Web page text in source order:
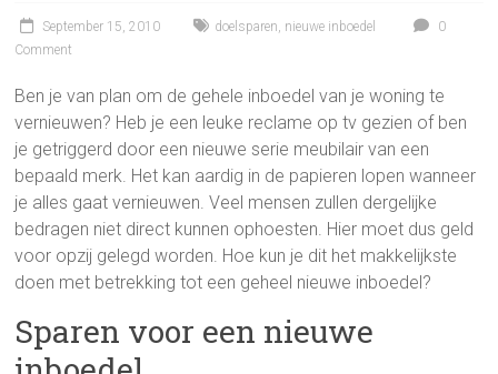
September 15, 2010 doelsparen, nieuwe inboedel
0
Comment
Ben je van plan om de gehele inboedel van je woning te
vernieuwen? Heb je een leuke reclame op tv gezien of ben
je getriggerd door een nieuwe serie meubilair van een
bepaald merk. Het kan aardig in de papieren lopen wanneer
je alles gaat vernieuwen. Veel mensen zullen dergelijke
bedragen niet direct kunnen ophoesten. Hier moet dus geld
voor opzij gelegd worden. Hoe kun je dit het makkelijkste
doen met betrekking tot een geheel nieuwe inboedel?
Sparen voor een nieuwe